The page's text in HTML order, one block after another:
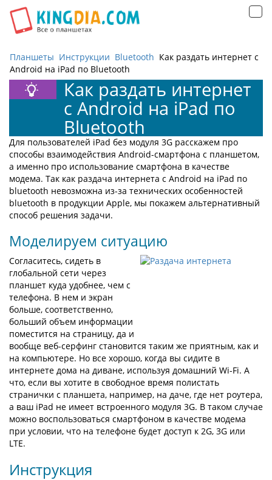
Планшеты Инструкции Bluetooth Как раздать интернет с
Android на iPad по Bluetooth
Как раздать интернет
с Android на iPad по
Bluetooth
Для пользователей iPad без модуля 3G расскажем про
способы взаимодействия Android-смартфона с планшетом,
а именно про использование смартфона в качестве
модема. Так как раздача интернета c Android на iPad по
bluetooth невозможна из-за технических особенностей
bluetooth в продукции Apple, мы покажем альтернативный
способ решения задачи.
Моделируем ситуацию
Согласитесь, сидеть в
глобальной сети через
планшет куда удобнее, чем с
телефона. В нем и экран
больше, соответственно,
больший объем информации
поместится на страницу, да и
вообще веб-серфинг становится таким же приятным, как и
на компьютере. Но все хорошо, когда вы сидите в
интернете дома на диване, используя домашний Wi-Fi. А
что, если вы хотите в свободное время полистать
странички с планшета, например, на даче, где нет роутера,
а ваш iPad не имеет встроенного модуля 3G. В таком случае
можно воспользоваться смартфоном в качестве модема
при условии, что на телефоне будет доступ к 2G, 3G или
LTE.
Инструкция